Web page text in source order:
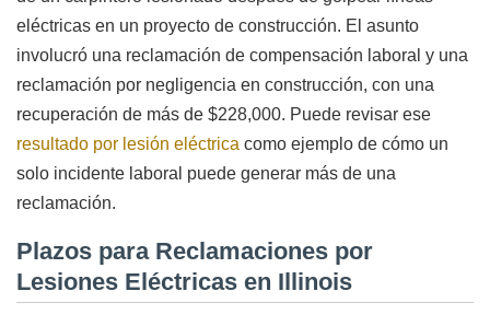
eléctricas en un proyecto de construcción. El asunto
involucró una reclamación de compensación laboral y una
reclamación por negligencia en construcción, con una
recuperación de más de $228,000. Puede revisar ese
resultado por lesión eléctrica como ejemplo de cómo un
solo incidente laboral puede generar más de una
reclamación.
Plazos para Reclamaciones por
Lesiones Eléctricas en Illinois